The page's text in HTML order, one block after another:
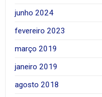
junho 2024
fevereiro 2023
março 2019
janeiro 2019
agosto 2018